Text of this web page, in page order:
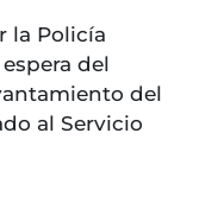
la Policía
del
del
al Servicio